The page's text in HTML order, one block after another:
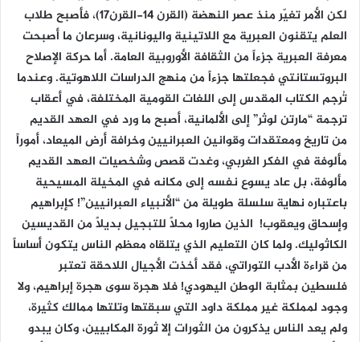
لكن الأمر تغيّر منذ عصر النهضة (القرن 14-القرن17)، فأصبح طلاب
العلم يتقنون العبرية مع اللاتينية واليونانية، وسرعان ما أصبحت
معرفة العبرية جزءاً من الثقافة الأوروبية العامة. أما حركة الإصلاح
البروتستانتي فجعلتها جزءاً من منهج الدراسات اللاهوتية. وعندما
تُرجم الكتاب المقدس إلى اللغات القومية المختلفة، في أعقاب
ترجمة “مارتن لوثر” إلى الألمانية، أصبح ما ورد في العهد القديم
من تاريخ ومعتقدات وقوانين العبرانيين وخرافة أرض الميعاد، أموراً
مألوفة في الفكر الغربي، وغدت قصص وشخصيات العهد القديم
مألوفة، بل عاد يسوع نفسه إلى مكانه في المخيلة المسيحية
باعتباره نهاية سلسلة طويلة من “الأنبياء العبرانيين”! كإبراهيم
وإسحاق ويعقوب! الذين صاروا محلاً للتبجيل بديلاً من القديسين
الكاثوليك. ولما كان التعليم الذي يتلقاه معظم الناس يتكون أساساً
من قراءة الأدب التوراتي، فقد أخذت الأجيال اللاحقة تعتبر
فلسطين بمثابة الوطن اليهودي! فلا هجرة سوى هجرة إبراهيم، ولا
وجود لمملكة غير مملكة داود التي سبقتها وتلتها ممالك كثيرة،
ولم يعد الناس يذكرون من الثورات إلا ثورة المكابيين، وكان يبدو